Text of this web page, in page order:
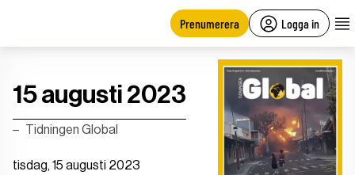
Prenumerera Logga in
15 augusti 2023
Tidningen Global
tisdag, 15 augusti 2023